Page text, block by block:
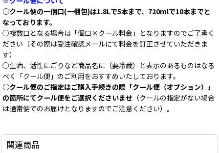
○クール便の一個口(一梱包)は1.8Lで5本まで、720mlで10本までと
なっております。
○複数口となる場合は「個口×クール料金」となりますのでご了承く
ださい（その際は受注確認メールにて料金を訂正させていただきま
す）
○生酒、活性にごりなど商品名に（要冷蔵）と表示のあるものはなる
べく「クール便」のご利用をおすすめいたしております。
○クール便のご指定はご購入手続きの際「クール便（オプション）」
の箇所にてクール便をご選択くださいませ （クールの指定がない場合
は通常便でのお届けとなりますのでご注意ください） 。
関連商品